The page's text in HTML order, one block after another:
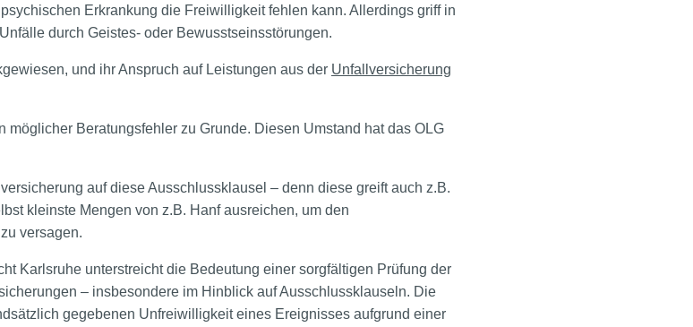
Erkrankung die Freiwilligkeit fehlen kann. Allerdings griff in
durch Geistes- oder Bewusstseinsstörungen.
und ihr Anspruch auf Leistungen aus der Unfallversicherung
Beratungsfehler zu Grunde. Diesen Umstand hat das OLG
auf diese Ausschlussklausel – denn diese greift auch z.B.
kleinste Mengen von z.B. Hanf ausreichen, um den
versagen.
Karlsruhe unterstreicht die Bedeutung einer sorgfältigen Prüfung der
– insbesondere im Hinblick auf Ausschlussklauseln. Die
gegebenen Unfreiwilligkeit eines Ereignisses aufgrund einer